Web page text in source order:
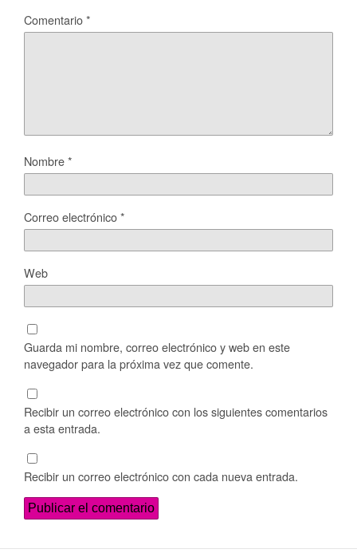
Comentario*
Nombre*
Correo electrónico*
Web
Guarda mi nombre, correo electrónico y web en este
navegador para la próxima vez que comente.
Recibir un correo electrónico con los siguientes comentarios
a esta entrada.
Recibir un correo electrónico con cada nueva entrada.